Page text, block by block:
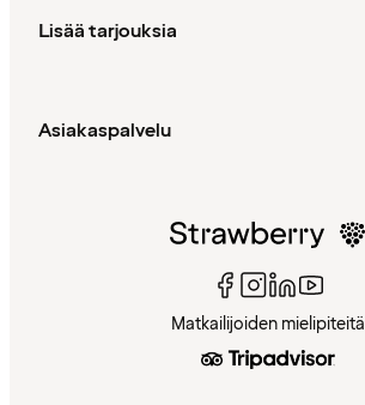
Lisää tarjouksia
Asiakaspalvelu
Matkailijoiden mielipiteitä